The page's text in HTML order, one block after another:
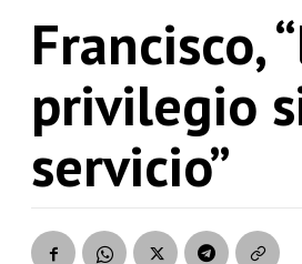
Francisco,
privilegio
servicio”